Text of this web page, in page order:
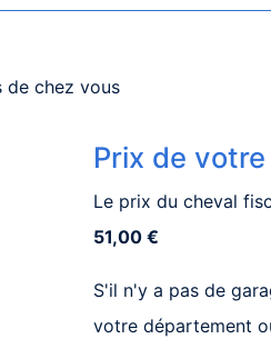
de chez vous
Prix de
Le prix du cheval
51,00 €
S'il n'y a pas de
votre département